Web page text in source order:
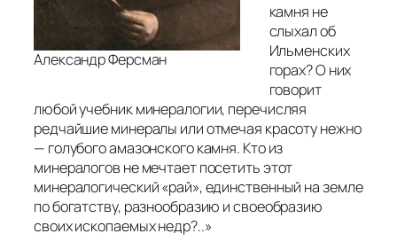
Александр Ферсман
камня не
слыхал об
Ильменских
горах? О них
говорит
любой учебник минералогии, перечисляя
редчайшие минералы или отмечая красоту нежно
— голубого амазонского камня. Кто из
минералогов не мечтает посетить этот
минералогический «рай», единственный на земле
по богатству, разнообразию и своеобразию
своих ископаемых недр?..»